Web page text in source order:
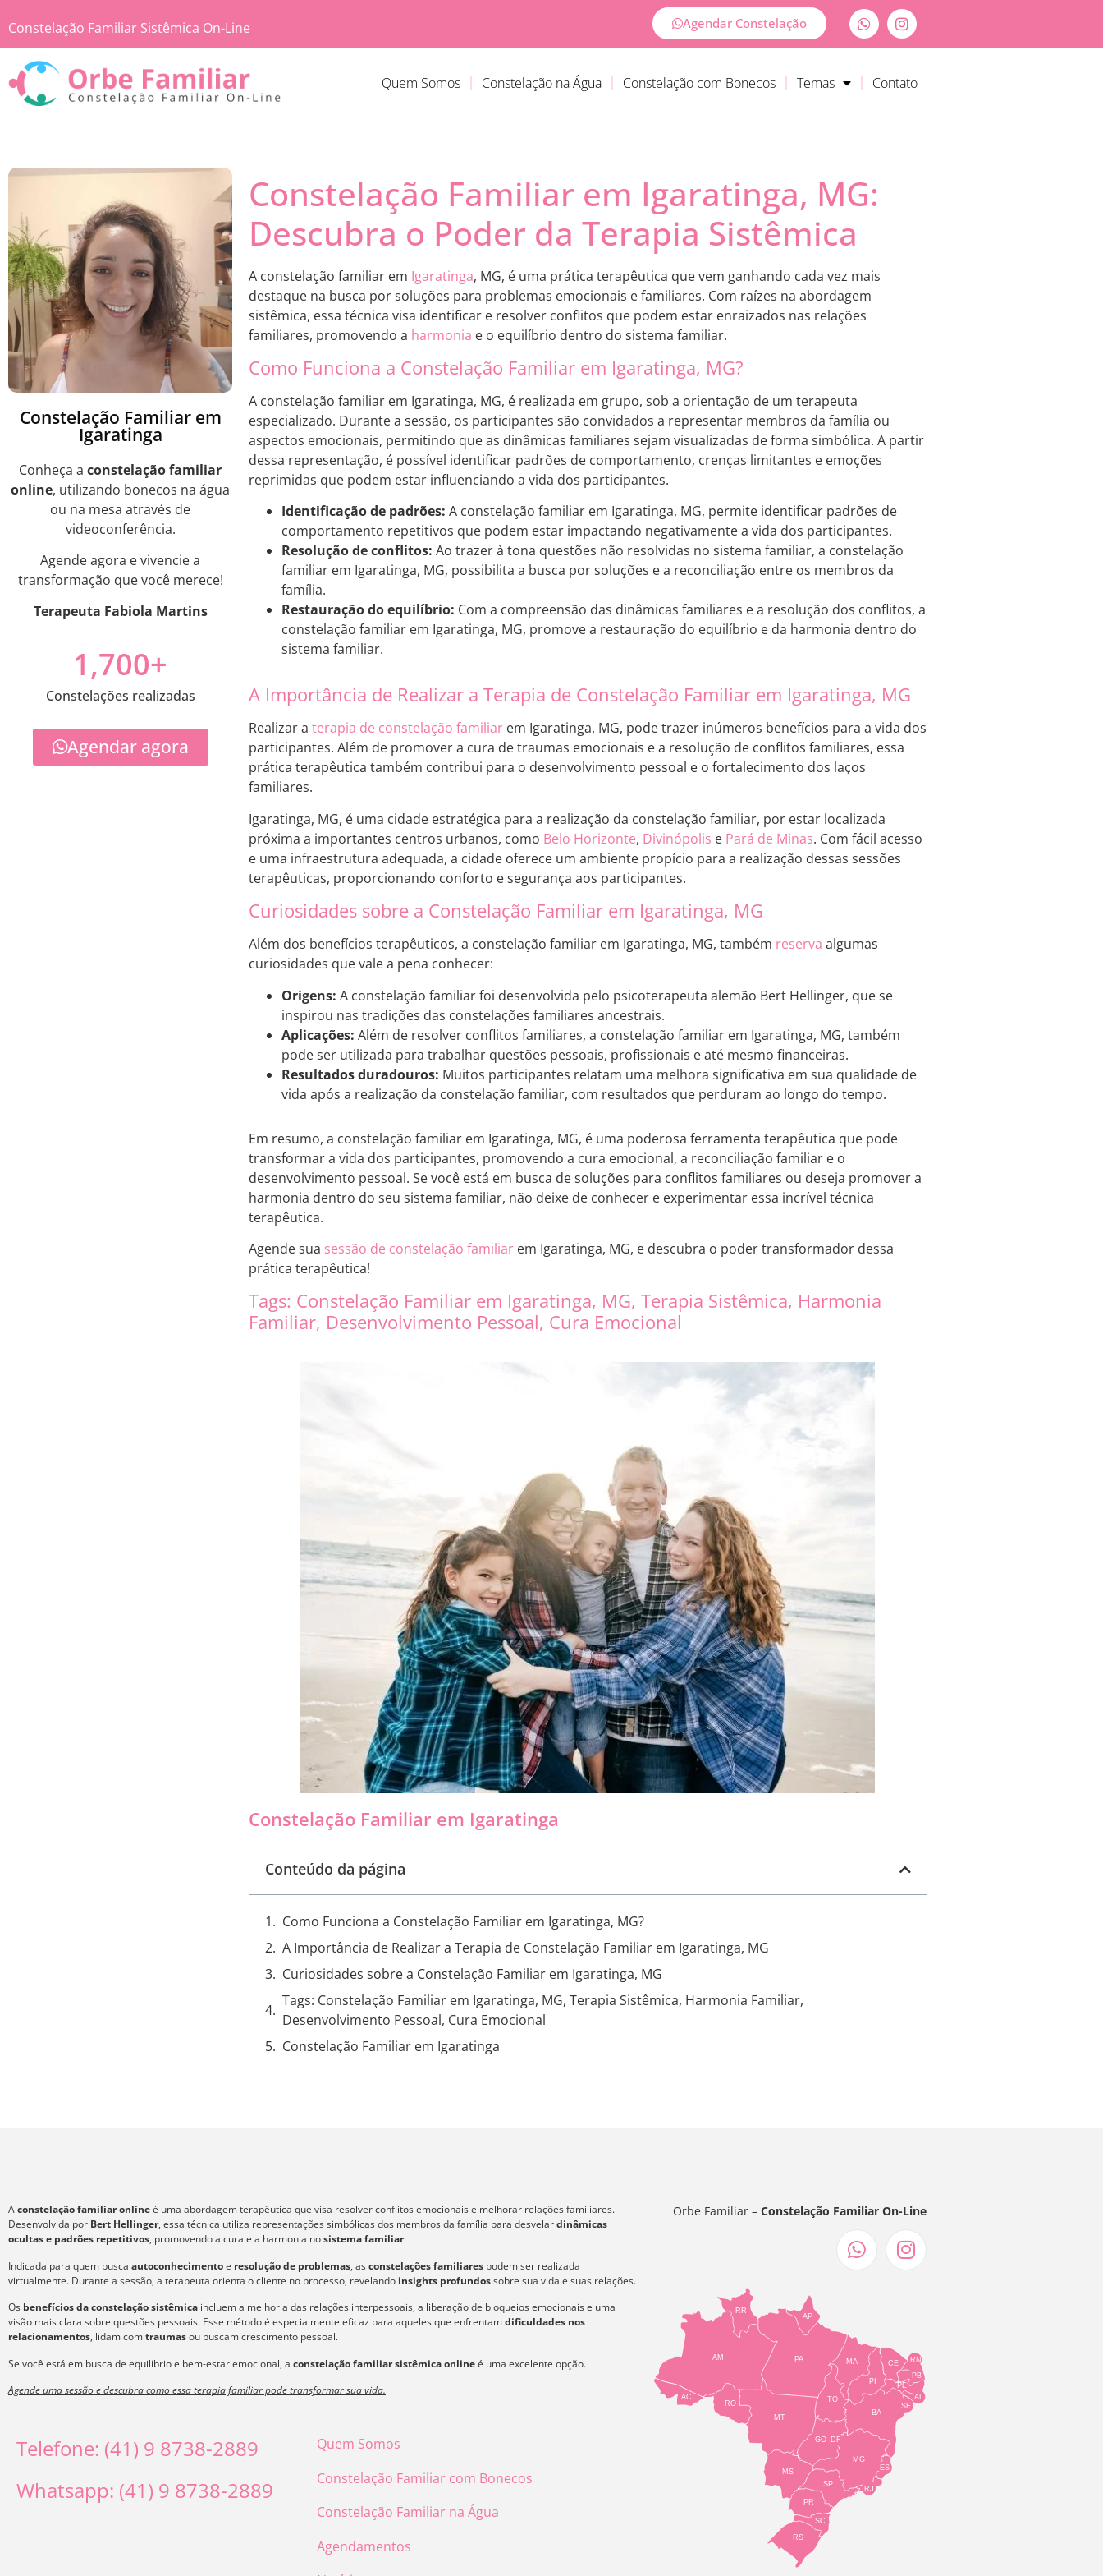
Constelação Familiar Sistêmica On-Line Agendar Constelação
Quem Somos Constelação na Água Constelação com Bonecos Temas Contato
Constelação Familiar em
Igaratinga
Conheça a constelação familiar
online, utilizando bonecos na água
ou na mesa através de
videoconferência.
Agende agora e vivencie a
transformação que você merece!
Terapeuta Fabiola Martins
Constelações realizadas
1,700+
Agendar agora
Constelação Familiar em Igaratinga, MG:
Descubra o Poder da Terapia Sistêmica
A constelação familiar em Igaratinga, MG, é uma prática terapêutica que vem ganhando cada vez mais
destaque na busca por soluções para problemas emocionais e familiares. Com raízes na abordagem
sistêmica, essa técnica visa identificar e resolver conflitos que podem estar enraizados nas relações
familiares, promovendo a harmonia e o equilíbrio dentro do sistema familiar.
Como Funciona a Constelação Familiar em Igaratinga, MG?
A constelação familiar em Igaratinga, MG, é realizada em grupo, sob a orientação de um terapeuta
especializado. Durante a sessão, os participantes são convidados a representar membros da família ou
aspectos emocionais, permitindo que as dinâmicas familiares sejam visualizadas de forma simbólica. A partir
dessa representação, é possível identificar padrões de comportamento, crenças limitantes e emoções
reprimidas que podem estar influenciando a vida dos participantes.
Identificação de padrões: A constelação familiar em Igaratinga, MG, permite identificar padrões de
comportamento repetitivos que podem estar impactando negativamente a vida dos participantes.
Resolução de conflitos: Ao trazer à tona questões não resolvidas no sistema familiar, a constelação
familiar em Igaratinga, MG, possibilita a busca por soluções e a reconciliação entre os membros da
família.
Restauração do equilíbrio: Com a compreensão das dinâmicas familiares e a resolução dos conflitos, a
constelação familiar em Igaratinga, MG, promove a restauração do equilíbrio e da harmonia dentro do
sistema familiar.
A Importância de Realizar a Terapia de Constelação Familiar em Igaratinga, MG
Realizar a terapia de constelação familiar em Igaratinga, MG, pode trazer inúmeros benefícios para a vida dos
participantes. Além de promover a cura de traumas emocionais e a resolução de conflitos familiares, essa
prática terapêutica também contribui para o desenvolvimento pessoal e o fortalecimento dos laços
familiares.
Igaratinga, MG, é uma cidade estratégica para a realização da constelação familiar, por estar localizada
próxima a importantes centros urbanos, como Belo Horizonte, Divinópolis e Pará de Minas. Com fácil acesso
e uma infraestrutura adequada, a cidade oferece um ambiente propício para a realização dessas sessões
terapêuticas, proporcionando conforto e segurança aos participantes.
Curiosidades sobre a Constelação Familiar em Igaratinga, MG
Além dos benefícios terapêuticos, a constelação familiar em Igaratinga, MG, também reserva algumas
curiosidades que vale a pena conhecer:
Origens: A constelação familiar foi desenvolvida pelo psicoterapeuta alemão Bert Hellinger, que se
inspirou nas tradições das constelações familiares ancestrais.
Aplicações: Além de resolver conflitos familiares, a constelação familiar em Igaratinga, MG, também
pode ser utilizada para trabalhar questões pessoais, profissionais e até mesmo financeiras.
Resultados duradouros: Muitos participantes relatam uma melhora significativa em sua qualidade de
vida após a realização da constelação familiar, com resultados que perduram ao longo do tempo.
Em resumo, a constelação familiar em Igaratinga, MG, é uma poderosa ferramenta terapêutica que pode
transformar a vida dos participantes, promovendo a cura emocional, a reconciliação familiar e o
desenvolvimento pessoal. Se você está em busca de soluções para conflitos familiares ou deseja promover a
harmonia dentro do seu sistema familiar, não deixe de conhecer e experimentar essa incrível técnica
terapêutica.
Agende sua sessão de constelação familiar em Igaratinga, MG, e descubra o poder transformador dessa
prática terapêutica!
Tags: Constelação Familiar em Igaratinga, MG, Terapia Sistêmica, Harmonia
Familiar, Desenvolvimento Pessoal, Cura Emocional
Constelação Familiar em Igaratinga
Conteúdo da página
Como Funciona a Constelação Familiar em Igaratinga, MG?
A Importância de Realizar a Terapia de Constelação Familiar em Igaratinga, MG
Curiosidades sobre a Constelação Familiar em Igaratinga, MG
Tags: Constelação Familiar em Igaratinga, MG, Terapia Sistêmica, Harmonia Familiar,
Desenvolvimento Pessoal, Cura Emocional
Constelação Familiar em Igaratinga
Aconstelação familiar onlineé uma abordagem terapêutica que visa resolver conflitos emocionais e melhorar relações familiares.
Desenvolvida por Bert Hellinger, essa técnica utiliza representações simbólicas dos membros da família para desvelardinâmicas
ocultas e padrões repetitivos, promovendo a cura e a harmonia nosistema familiar.
Indicada para quem busca autoconhecimentoe resolução de problemas, asconstelações familiares podem ser realizada
virtualmente. Durante a sessão, a terapeuta orienta o cliente no processo, revelando insights profundossobre sua vida e suas relações.
Os benefícios da constelação sistêmica incluem a melhoria das relações interpessoais, a liberação de bloqueios emocionais e uma
visão mais clara sobre questões pessoais. Esse método é especialmente eficaz para aqueles que enfrentamdificuldades nos
relacionamentos, lidam comtraumasou buscam crescimento pessoal.
Se você está em busca de equilíbrio e bem-estar emocional, a constelação familiar sistêmica onlineé uma excelente opção.
Agende uma sessão e descubra como essa terapia familiar pode transformar sua vida.
Telefone: (41) 9 8738-2889
Whatsapp: (41) 9 8738-2889
Quem Somos
Constelação Familiar com Bonecos
Constelação Familiar na Água
Agendamentos
Orbe Familiar –Constelação Familiar On-Line
TO
BA
SE
PE
AL
RN
CE
PI
MA
AP
PA
RR
AM
AC
RO
MT
MS
GO
PR
SC
RS
SP
MG
RJ
ES
DF
PB